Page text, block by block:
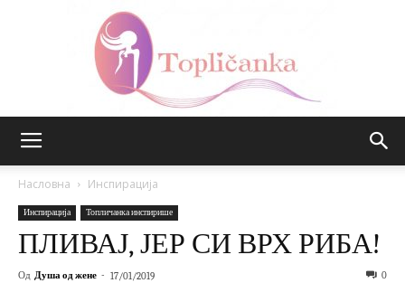
Насловна Инспирација
Инспирација Топличанка инспирише
ПЛИВАЈ, ЈЕР СИ ВРХ РИБА!
Од Душа од жене - 17/01/2019 0